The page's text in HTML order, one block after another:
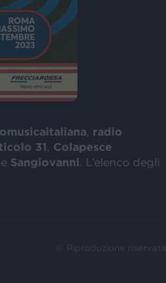
radio
31
Colapesce
e Sangiovanni . L’elenco degli
© Riproduzione riservata